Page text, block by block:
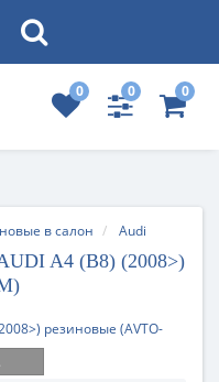
0 0 0
в салон Audi
A4 (B8) (2008>)